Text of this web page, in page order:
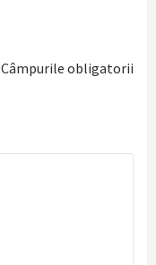
Câmpurile obligatorii